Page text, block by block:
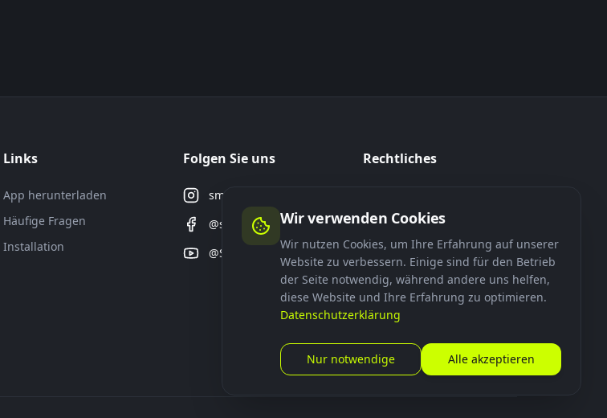
Links
App herunterladen
Häufige Fragen
Installation
Folgen Sie uns
smartdock_de
@smartdock-de
@SMARTDOCK
Rechtliches
Impressum
AGB
Barrierefreiheit
Widerrufsbelehrung
Versandbedingungen
Cookie-Einstellungen
Wir verwenden Cookies
Wir nutzen Cookies, um Ihre Erfahrung auf unserer
Website zu verbessern. Einige sind für den Betrieb
der Seite notwendig, während andere uns helfen,
diese Website und Ihre Erfahrung zu optimieren.
Datenschutzerklärung
Nur notwendige Alle akzeptieren